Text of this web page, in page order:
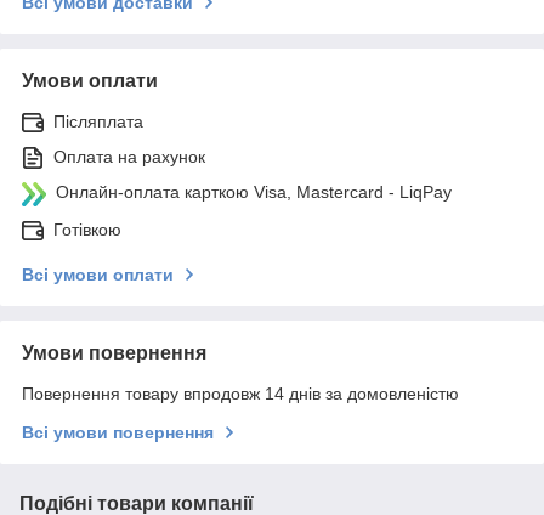
Умови оплати
Післяплата
Оплата на рахунок
Онлайн-оплата карткою Visa, Mastercard - LiqPay
Готівкою
Всі умови оплати
Умови повернення
Повернення товару впродовж 14 днів за домовленістю
Всі умови повернення
Подібні товари компанії